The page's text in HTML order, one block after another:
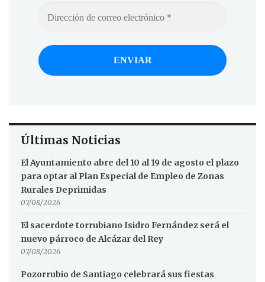
Últimas Noticias
El Ayuntamiento abre del 10 al 19 de agosto el plazo
para optar al Plan Especial de Empleo de Zonas
Rurales Deprimidas
07/08/2026
El sacerdote torrubiano Isidro Fernández será el
nuevo párroco de Alcázar del Rey
07/08/2026
Pozorrubio de Santiago celebrará sus fiestas